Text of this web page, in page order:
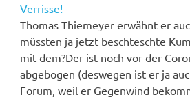
Verrisse!
Thomas Thiemeyer erwähnt er
müssten ja jetzt beschteschte
mit dem?Der ist noch vor der
abgebogen (deswegen ist er ja
Forum, weil er Gegenwind